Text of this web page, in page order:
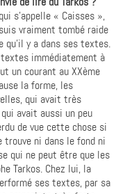
s’appelle « Caisses »,
vraiment tombé raide
qu’il y a dans ses textes.
immédiatement à
un courant au XXème
la forme, les
qui avait très
avait aussi un peu
de vue cette chose si
ni dans le fond ni
qui ne peut être que les
Tarkos. Chez lui, la
ses textes, par sa